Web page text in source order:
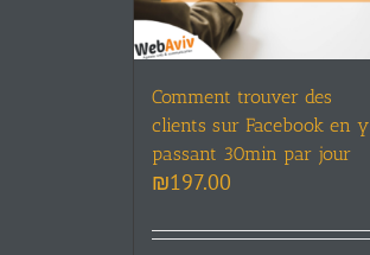
Comment trouver des
clients sur Facebook en y
passant 30min par jour
₪197.00